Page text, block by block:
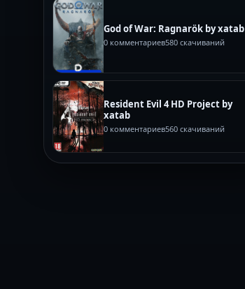
God of War: Ragnarök by xatab
0 комментариев580 скачиваний
Resident Evil 4 HD Project by
xatab
0 комментариев560 скачиваний